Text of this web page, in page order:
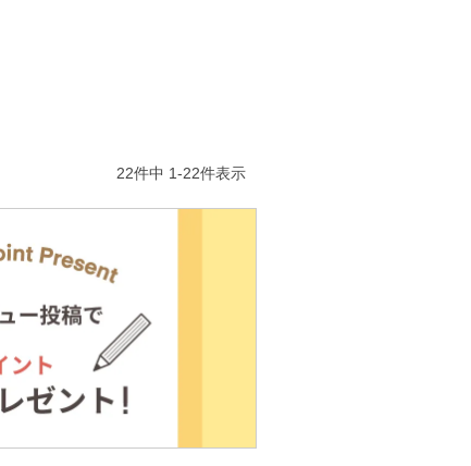
22件中 1-22件表示